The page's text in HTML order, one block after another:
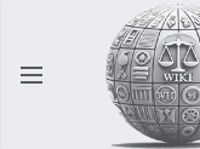
Відкрити головне меню